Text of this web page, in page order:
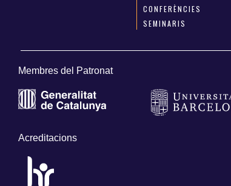
CONFERÈNCIES
SEMINARIS
Membres del Patronat
Acreditacions